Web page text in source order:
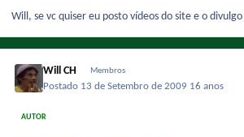
Will, se vc quiser eu posto vídeos do site e o divulgo
Will CH Membros
Postado 13 de Setembro de 2009 16 anos
AUTOR